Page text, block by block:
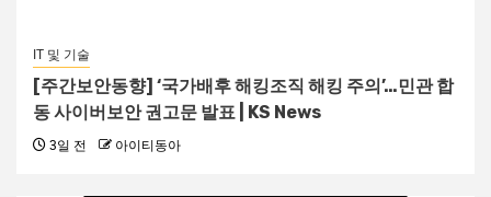
IT 및 기술
[주간보안동향] ‘국가배후 해킹조직 해킹 주의’…민관 합
동 사이버보안 권고문 발표 | KS News
3일 전 아이티동아